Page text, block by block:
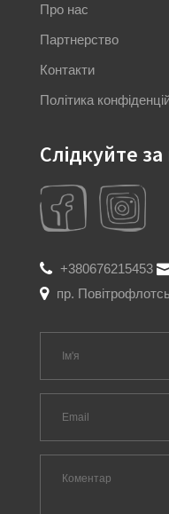
Про нас
Партнерство
Контакти
Політика
Слідкуйте
+380676215453
пр.